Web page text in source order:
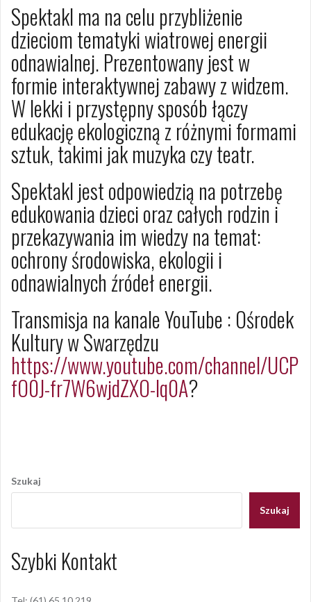
Spektakl ma na celu przybliżenie
dzieciom tematyki wiatrowej energii
odnawialnej. Prezentowany jest w
formie interaktywnej zabawy z widzem.
W lekki i przystępny sposób łączy
edukację ekologiczną z różnymi formami
sztuk, takimi jak muzyka czy teatr.
Spektakl jest odpowiedzią na potrzebę
edukowania dzieci oraz całych rodzin i
przekazywania im wiedzy na temat:
ochrony środowiska, ekologii i
odnawialnych źródeł energii.
Transmisja na kanale YouTube : Ośrodek
Kultury w Swarzędzu
https://www.youtube.com/channel/UCP
fO0J-fr7W6wjdZXO-lq0A?
wpisu
Szukaj
Szukaj
Szybki Kontakt